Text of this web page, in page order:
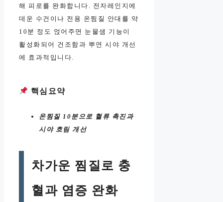
해 피로를 완화합니다. 전자레인지에
데운 수건이나 전용 온찜질 안대를 약
10분 정도 얹어주면 눈물샘 기능이
활성화되어 건조함과 뿌연 시야 개선
에 효과적입니다.
핵심요약
온찜질 10분으로 혈류 촉진과
시야 흐림 개선
차가운 찜질로 충
혈과 염증 완화